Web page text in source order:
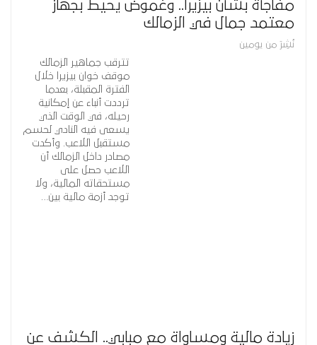
مفاجأة بشأن بيزيرا.. وغموض يحيط بجهاز
معتمد جمال في الزمالك
نُشِرَ من يومين
تترقب جماهير الزمالك
موقف خوان بيزيرا خلال
الفترة المقبلة، بعدما
ترددت أنباء عن إمكانية
رحيله، في الوقت الذي
يسعى فيه النادي لحسم
مستقبل اللاعب. وأكدت
مصادر داخل الزمالك أن
اللاعب حصل على
مستحقاته المالية، ولا
توجد أزمة مالية بين…
زيادة مالية ومساواة مع مبابي.. الكشف عن